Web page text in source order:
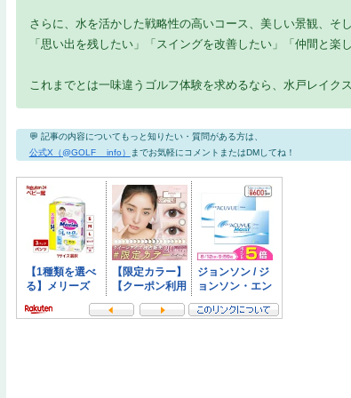
さらに、水を活かした戦略性の高いコース、美しい景観、そ
「思い出を残したい」「スイングを改善したい」「仲間と
これまでとは一味違うゴルフ体験を求めるなら、水戸レイク
💬 記事の内容についてもっと知りたい・質問がある方は、
公式X（@GOLF__info）
までお気軽にコメントまたはDMしてね！